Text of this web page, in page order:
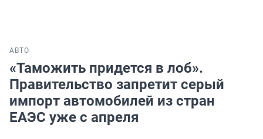
АВТО
«Таможить придется в лоб».
Правительство запретит серый
импорт автомобилей из стран
ЕАЭС уже с апреля